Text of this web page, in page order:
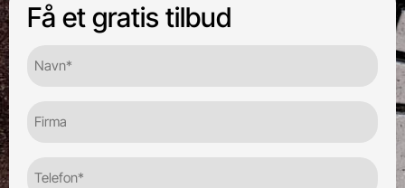
Få et gratis tilbud
(Required)
(Required)